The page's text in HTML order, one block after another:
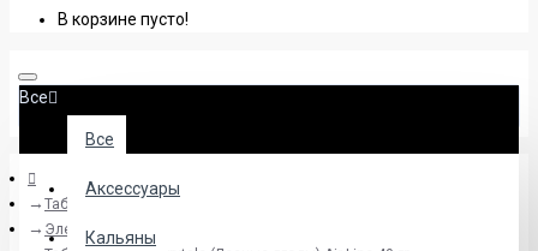
В корзине пусто!
Все
Все
Аксессуары
Кальяны
Табак
Элемент | Воздух